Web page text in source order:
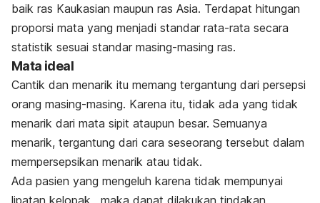
baik ras Kaukasian maupun ras Asia. Terdapat hitungan
proporsi mata yang menjadi standar rata-rata secara
statistik sesuai standar masing-masing ras.
Mata ideal
Cantik dan menarik itu memang tergantung dari persepsi
orang masing-masing. Karena itu, tidak ada yang tidak
menarik dari mata sipit ataupun besar. Semuanya
menarik, tergantung dari cara seseorang tersebut dalam
mempersepsikan menarik atau tidak.
Ada pasien yang mengeluh karena tidak mempunyai
lipatan kelopak , maka dapat dilakukan tindakan